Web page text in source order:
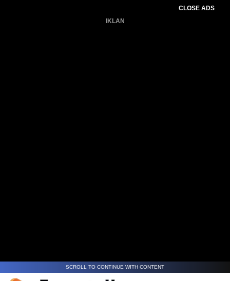
CLOSE ADS
IKLAN
SCROLL TO CONTINUE WITH CONTENT